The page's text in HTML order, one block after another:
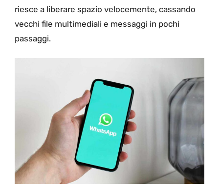
riesce a liberare spazio velocemente, cassando
vecchi file multimediali e messaggi in pochi
passaggi.